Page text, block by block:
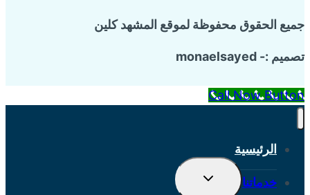
جميع الحقوق محفوظة لموقع المشهد كلين
تصميم :- monaelsayed
Call Now Button
الرئيسية
خدماتنا
تبديل
القائمة